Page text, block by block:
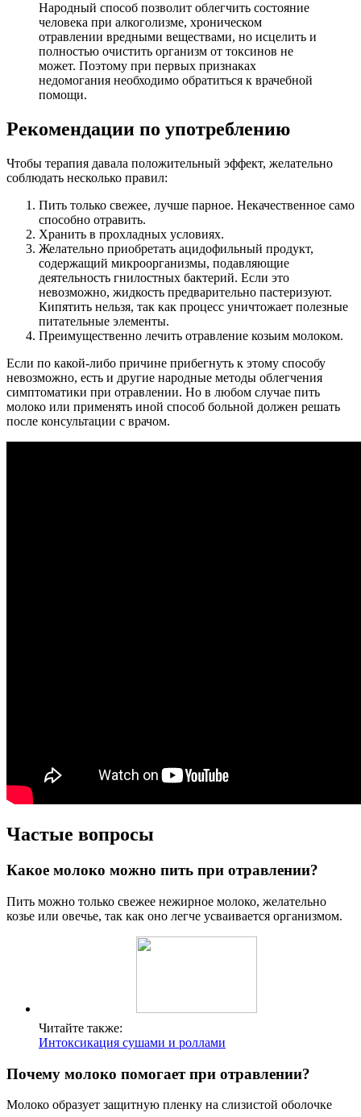
Народный способ позволит облегчить состояние
человека при алкоголизме, хроническом
отравлении вредными веществами, но исцелить и
полностью очистить организм от токсинов не
может. Поэтому при первых признаках
недомогания необходимо обратиться к врачебной
помощи.
Рекомендации по употреблению
Чтобы терапия давала положительный эффект, желательно
соблюдать несколько правил:
Пить только свежее, лучше парное. Некачественное само
способно отравить.
Хранить в прохладных условиях.
Желательно приобретать ацидофильный продукт,
содержащий микроорганизмы, подавляющие
деятельность гнилостных бактерий. Если это
невозможно, жидкость предварительно пастеризуют.
Кипятить нельзя, так как процесс уничтожает полезные
питательные элементы.
Преимущественно лечить отравление козьим молоком.
Если по какой-либо причине прибегнуть к этому способу
невозможно, есть и другие народные методы облегчения
симптоматики при отравлении. Но в любом случае пить
молоко или применять иной способ больной должен решать
после консультации с врачом.
Частые вопросы
Какое молоко можно пить при отравлении?
Пить можно только свежее нежирное молоко, желательно
козье или овечье, так как оно легче усваивается организмом.
Читайте также:
Интоксикация сушами и роллами
Почему молоко помогает при отравлении?
Молоко образует защитную пленку на слизистой оболочке